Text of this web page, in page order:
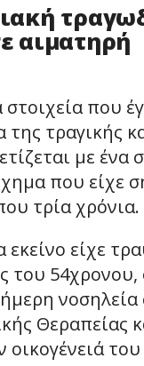
αιματηρή
που
της τραγικής
με ένα
που είχε
τρία χρόνια.
είχε
του 54χρονου,
νοσηλεία
Θεραπείας
οικογένειά